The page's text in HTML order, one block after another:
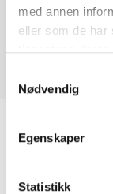
med annen
eller som de har
Nødvendig
Egenskaper
Statistikk